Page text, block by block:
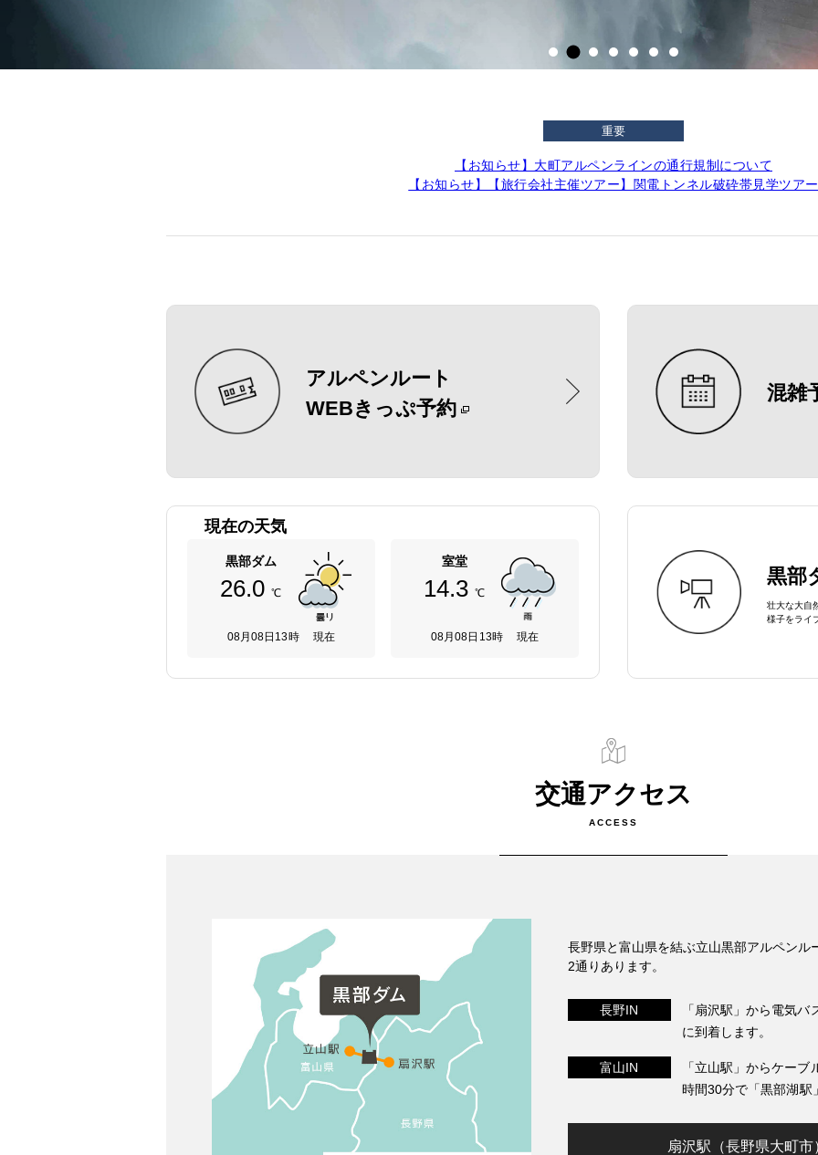
重要
【お知らせ】大町アルペンラインの通行規制について
【お知らせ】【旅行会社主催ツアー】関電トンネル破砕帯見学ツアー
アルペンルート
WEBきっぷ予約
混雑
現在の天気
黒部ダム
26.0℃
08月08日13時 現在
室堂
14.3℃
08月08日13時 現在
黒部
壮大な大自
様子をライ
交通アクセス
ACCESS
長野県と富山県を結ぶ立山黒部アルペンル
2通りあります。
長野IN
「扇沢駅」から電気
に到着します。
富山IN
「立山駅」からケー
時間30分で「黒部湖駅
扇沢駅（長野県大町